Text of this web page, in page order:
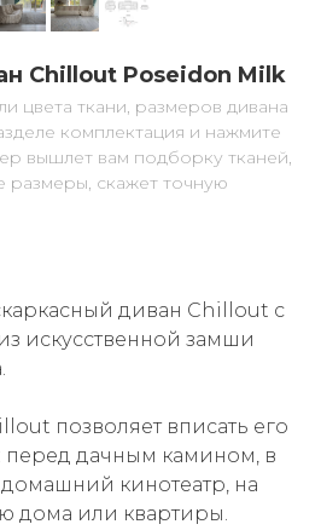
Chillout Poseidon Milk
цвета ткани, размеров дивана
комплектация и нажмите
вышлет вам подборку тканей,
размеры, скажет точную
диван Chillout с
искусственной замши
позволяет вписать его
перед дачным камином, в
домашний кинотеатр, на
дома или квартиры.